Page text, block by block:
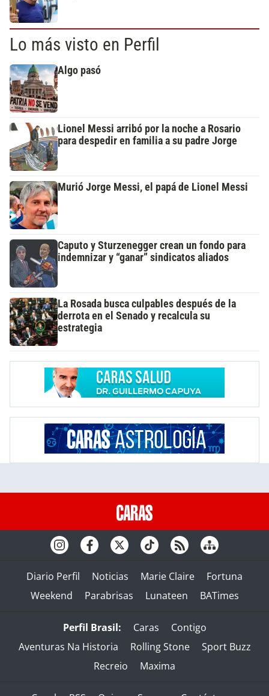
Lo más visto en Perfil
Algo pasó
Lionel Messi arribó por la noche a Rosario
para despedir en familia a su padre Jorge
Murió Jorge Messi, el papá de Lionel Messi
Caputo y Sturzenegger crean un fondo para
indemnizar y “ganar” sindicatos aliados
La Rosada busca culpables después de la
derrota en el Senado y recalcula su
estrategia
Diario Perfil Noticias Marie Claire
Fortuna
Weekend
Parabrisas Lunateen BATimes
Perfil Brasil: Caras
Contigo
Aventuras Na Historia
Rolling Stone
Sport Buzz
Recreio
Maxima